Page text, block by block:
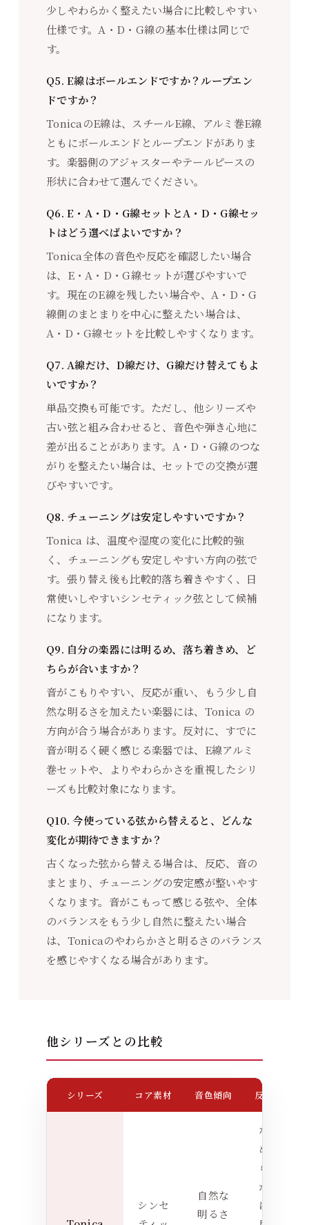
少しやわらかく整えたい場合に比較しやすい
仕様です。A・D・G線の基本仕様は同じで
す。
Q5. E線はボールエンドですか？ループエン
ドですか？
TonicaのE線は、スチールE線、アルミ巻E線
ともにボールエンドとループエンドがありま
す。楽器側のアジャスターやテールピースの
形状に合わせて選んでください。
Q6. E・A・D・G線セットとA・D・G線セッ
トはどう選べばよいですか？
Tonica全体の音色や反応を確認したい場合
は、E・A・D・G線セットが選びやすいで
す。現在のE線を残したい場合や、A・D・G
線側のまとまりを中心に整えたい場合は、
A・D・G線セットを比較しやすくなります。
Q7. A線だけ、D線だけ、G線だけ替えてもよ
いですか？
単品交換も可能です。ただし、他シリーズや
古い弦と組み合わせると、音色や弾き心地に
差が出ることがあります。A・D・G線のつな
がりを整えたい場合は、セットでの交換が選
びやすいです。
Q8. チューニングは安定しやすいですか？
Tonica は、温度や湿度の変化に比較的強
く、チューニングも安定しやすい方向の弦で
す。張り替え後も比較的落ち着きやすく、日
常使いしやすいシンセティック弦として候補
になります。
Q9. 自分の楽器には明るめ、落ち着きめ、ど
ちらが合いますか？
音がこもりやすい、反応が重い、もう少し自
然な明るさを加えたい楽器には、Tonica の
方向が合う場合があります。反対に、すでに
音が明るく硬く感じる楽器では、E線アルミ
巻セットや、よりやわらかさを重視したシリ
ーズも比較対象になります。
Q10. 今使っている弦から替えると、どんな
変化が期待できますか？
古くなった弦から替える場合は、反応、音の
まとまり、チューニングの安定感が整いやす
くなります。音がこもって感じる弦や、全体
のバランスをもう少し自然に整えたい場合
は、Tonicaのやわらかさと明るさのバランス
を感じやすくなる場合があります。
他シリーズとの比較
シリーズ コア素材 音色傾向 反応
シンセ
自然な
明るさ
な
め
ら
か
に